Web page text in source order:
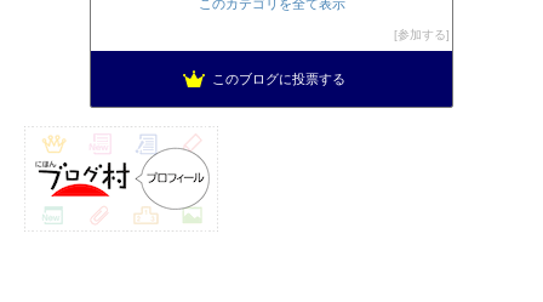
このカテゴリを全て表示
参加する
このブログに投票する